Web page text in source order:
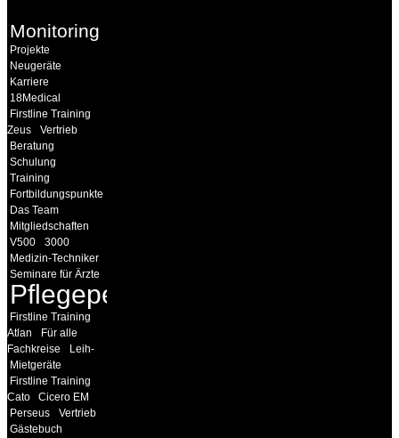
Monitoring
Projekte
Neugeräte
Karriere
18Medical
Firstline Training
Zeus
Vertrieb
Beratung
Schulung
Training
Fortbildungspunkte
Das Team
Mitgliedschaften
V500
3000
Medizin-Techniker
Seminare für Ärzte
Pflegepersonal
Firstline Training
Atlan
Für alle
Fachkreise
Leih-
Mietgeräte
Firstline Training
Cato
Cicero EM
Perseus
Vertrieb
Gästebuch